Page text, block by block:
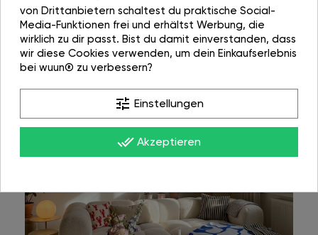
von Drittanbietern schaltest du praktische Social-
Media-Funktionen frei und erhältst Werbung, die
wirklich zu dir passt. Bist du damit einverstanden, dass
wir diese Cookies verwenden, um dein Einkaufserlebnis
bei wuun® zu verbessern?
tune Einstellungen
done_all Akzeptieren